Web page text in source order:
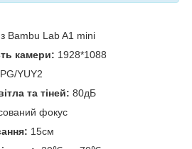
з Bambu Lab A1 mini
камери: 1928*1088
YUY2
та тіней: 80дБ
фокус
15см